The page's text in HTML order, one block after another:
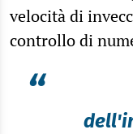
velocità di
controllo di
“